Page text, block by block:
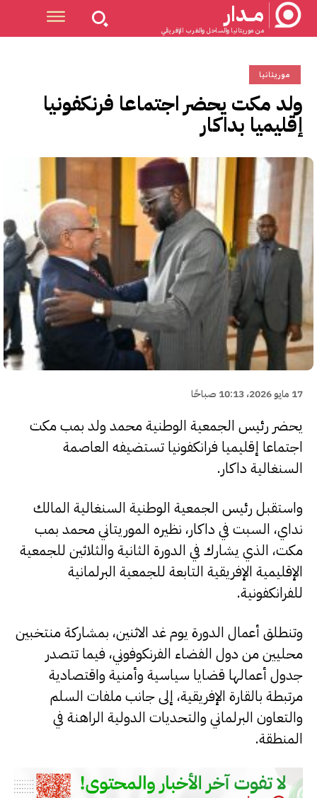
مــدار
من موريتانيا والساحل والغرب الإفريقي
موريتانيا
ولد مكت يحضر اجتماعا فرنكفونيا
إقليميا بداكار
17 مايو 2026، 10:13 صباحًا
يحضر رئيس الجمعية الوطنية محمد ولد بمب مكت
اجتماعا إقليميا فرانكفونيا تستضيفه العاصمة
السنغالية داكار.
واستقبل رئيس الجمعية الوطنية السنغالية المالك
نداي، السبت في داكار، نظيره الموريتاني محمد بمب
مكت، الذي يشارك في الدورة الثانية والثلاثين للجمعية
الإقليمية الإفريقية التابعة للجمعية البرلمانية
للفرانكفونية.
وتنطلق أعمال الدورة يوم غد الاثنين، بمشاركة منتخبين
محليين من دول الفضاء الفرنكوفوني، فيما تتصدر
جدول أعمالها قضايا سياسية وأمنية واقتصادية
مرتبطة بالقارة الإفريقية، إلى جانب ملفات السلم
والتعاون البرلماني والتحديات الدولية الراهنة في
المنطقة.